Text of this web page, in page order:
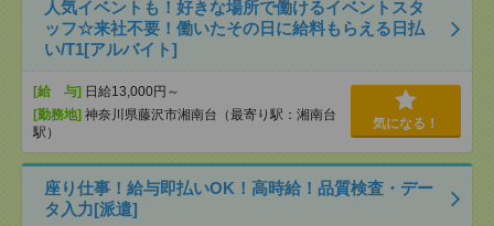
人気イベントも！好きな場所で働けるイベントスタ
ッフ☆来社不要！働いたその日に給料もらえる日払
い/T1[アルバイト]
[給 与] 日給13,000円～
[勤務地] 神奈川県藤沢市湘南台（最寄り駅：湘南台
駅）
気になる！
座り仕事！給与即払いOK！高時給！品質検査・デー
タ入力[派遣]